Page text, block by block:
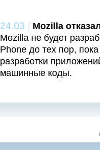
24.03 | Mozilla
Mozilla не будет
Phone до тех пор,
разработки
машинные коды.